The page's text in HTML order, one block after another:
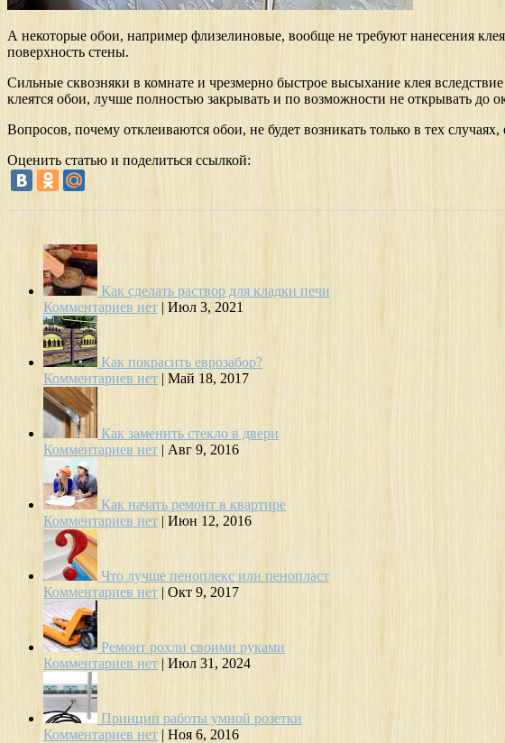
А некоторые обои, например флизелиновые, вообще не требуют нанесения
поверхность стены.
Сильные сквозняки в комнате и чрезмерно быстрое высыхание клея
клеятся обои, лучше полностью закрывать и по возможности не открывать до
Вопросов, почему отклеиваются обои, не будет возникать только в тех
Оценить статью и поделиться ссылкой:
Как сделать раствор для кладки печи
Комментариев нет | Июл 3, 2021
Как покрасить еврозабор?
Комментариев нет | Май 18, 2017
Как заменить стекло в двери
Комментариев нет | Авг 9, 2016
Как начать ремонт в квартире
Комментариев нет | Июн 12, 2016
Что лучше пеноплекс или пенопласт
Комментариев нет | Окт 9, 2017
Ремонт рохли своими руками
Комментариев нет | Июл 31, 2024
Принцип работы умной розетки
Комментариев нет | Ноя 6, 2016